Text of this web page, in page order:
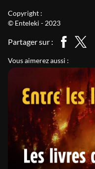
Copyright :
© Enteleki - 2023
Partager sur :
Vous aimerez aussi :